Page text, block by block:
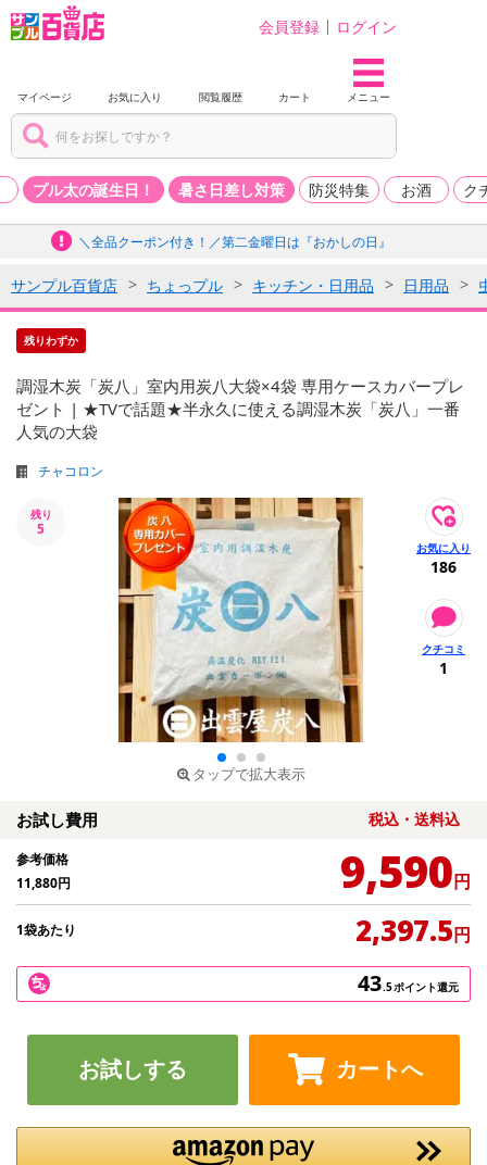
会員登録 ログイン
マイページ お気に入り 閲覧履歴 カート メニュー
プル太の誕生日！ 暑さ日差し対策 防災特集 お酒 ク
＼全品クーポン付き！／第二金曜日は『おかしの日』
サンプル百貨店 ちょっプル キッチン・日用品 日用品
残りわずか
調湿木炭「炭八」室内用炭八大袋×4袋 専用ケースカバープレ
ゼント | ★TVで話題★半永久に使える調湿木炭「炭八」一番
人気の大袋
チャコロン
残り
5
タップで拡大表示
186
1
お試し費用 税込・送料込
参考価格
11,880円 9,590円
1袋あたり 2,397.5円
43.5ポイント還元
お試しする カートへ